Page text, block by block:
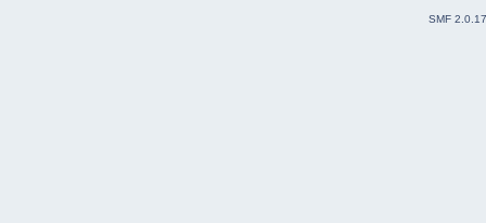
SMF 2.0.17